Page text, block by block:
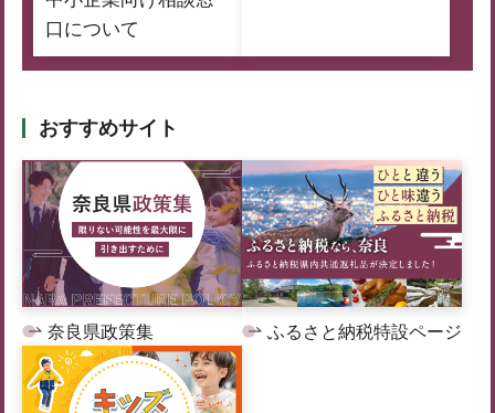
口について
おすすめサイト
奈良県政策集 ふるさと納税特設ページ